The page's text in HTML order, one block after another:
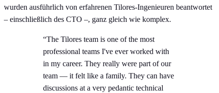
wurden ausführlich von erfahrenen Tilores-Ingenieuren beantwortet
– einschließlich des CTO –, ganz gleich wie komplex.
“The Tilores team is one of the most
professional teams I've ever worked with
in my career. They really were part of our
team — it felt like a family. They can have
discussions at a very pedantic technical